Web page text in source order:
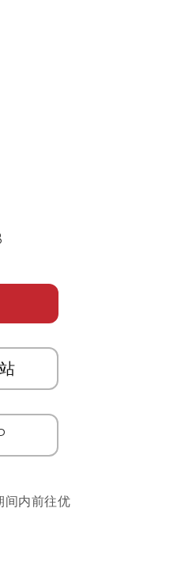
间内前往优